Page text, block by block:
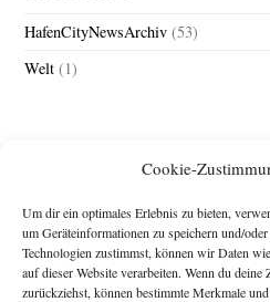
Cookie-
Um dir ein optimales Erlebnis zu bieten,
um Geräteinformationen zu speichern und/
Technologien zustimmst, können wir Daten
auf dieser Website verarbeiten. Wenn du
zurückziehst, können bestimmte Merkmale
HafenCityNewsArchiv (53)
Welt (1)